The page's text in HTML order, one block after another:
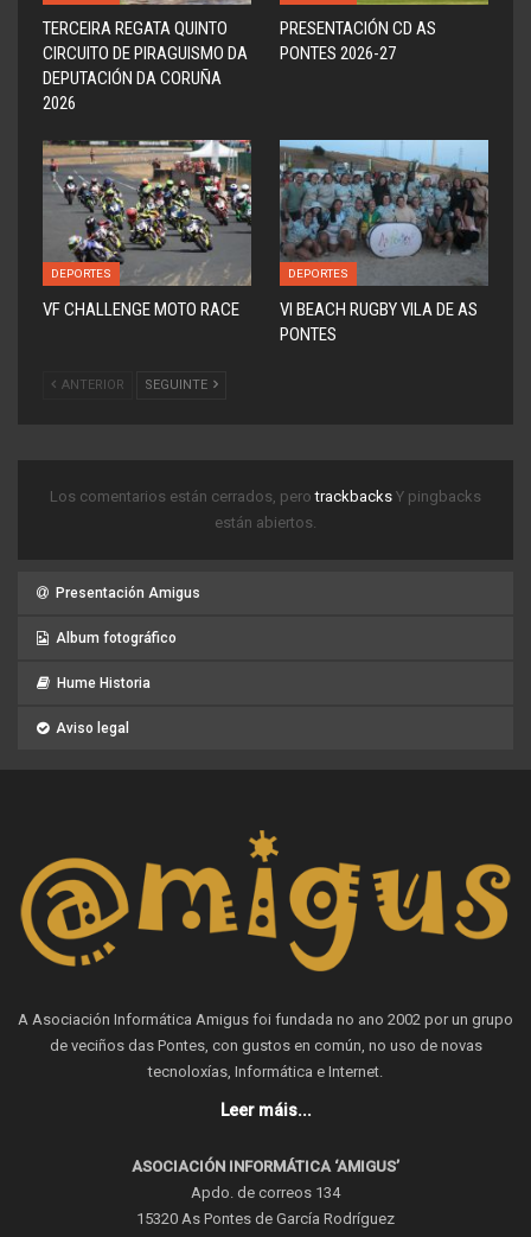
TERCEIRA REGATA QUINTO
CIRCUITO DE PIRAGUISMO DA
DEPUTACIÓN DA CORUÑA
2026
PRESENTACIÓN CD AS
PONTES 2026-27
DEPORTES
VF CHALLENGE MOTO RACE
DEPORTES
VI BEACH RUGBY VILA DE AS
PONTES
ANTERIOR SEGUINTE
Los comentarios están cerrados, perotrackbacks Y pingbacks
están abiertos.
Presentación Amigus
Album fotográfico
Hume Historia
Aviso legal
A Asociación Informática Amigus foi fundada no ano 2002 por un grupo
de veciños das Pontes, con gustos en común, no uso de novas
tecnoloxías, Informática e Internet.
Leer máis...
ASOCIACIÓN INFORMÁTICA ‘AMIGUS’
Apdo. de correos 134
15320 As Pontes de García Rodríguez